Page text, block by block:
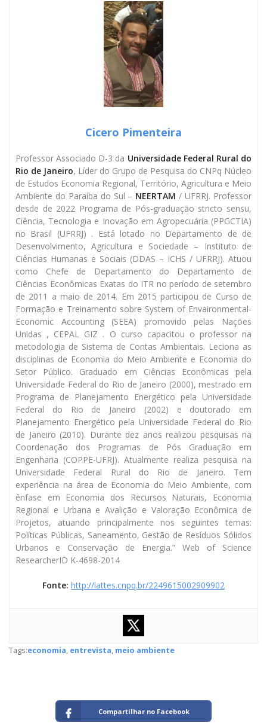
Cicero Pimenteira
Professor Associado D-3 da Universidade Federal Rural do
Rio de Janeiro, Líder do Grupo de Pesquisa do CNPq Núcleo
de Estudos Economia Regional, Território, Agricultura e Meio
Ambiente do Paraíba do Sul – NEERTAM / UFRRJ. Professor
desde de 2022 Programa de Pós-graduação stricto sensu,
Ciência, Tecnologia e Inovação em Agropecuária (PPGCTIA)
no Brasil (UFRRJ) . Está lotado no Departamento de de
Desenvolvimento, Agricultura e Sociedade – Instituto de
Ciências Humanas e Sociais (DDAS – ICHS / UFRRJ). Atuou
como Chefe de Departamento do Departamento de
Ciências Econômicas Exatas do ITR no período de setembro
de 2011 a maio de 2014. Em 2015 participou de Curso de
Formação e Treinamento sobre System of Envaironmental-
Economic Accounting (SEEA) promovido pelas Nações
Unidas , CEPAL GIZ . O curso capacitou o professor na
metodologia de Sistema de Contas Ambientais. Leciona as
disciplinas de Economia do Meio Ambiente e Economia do
Setor Público. Graduado em Ciências Econômicas pela
Universidade Federal do Rio de Janeiro (2000), mestrado em
Programa de Planejamento Energético pela Universidade
Federal do Rio de Janeiro (2002) e doutorado em
Planejamento Energético pela Universidade Federal do Rio
de Janeiro (2010). Durante dez anos realizou pesquisas na
Coordenação dos Programas de Pós Graduação em
Engenharia (COPPE-UFRJ). Atualmente realiza pesquisa na
Universidade Federal Rural do Rio de Janeiro. Tem
experiência na área de Economia do Meio Ambiente, com
ênfase em Economia dos Recursos Naturais, Economia
Regional e Urbana e Avalição e Valoração Econômica de
Projetos, atuando principalmente nos seguintes temas:
Políticas Públicas, Saneamento, Gestão de Resíduos Sólidos
Urbanos e Conservação de Energia.” Web of Science
ResearcherID K-4698-2014
Fonte: http://lattes.cnpq.br/2249615002909902
Tags:economia, entrevista, meio ambiente
Compartilhar no Facebook